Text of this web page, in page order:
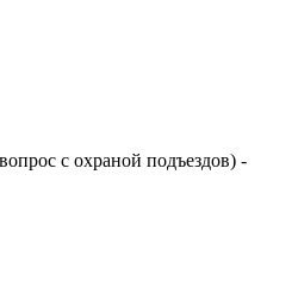
с охраной подъездов) -